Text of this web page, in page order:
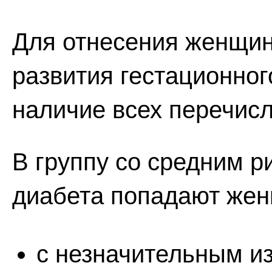
Для отнесения
развития
наличие всех
В группу со средним
диабета попадают
с незначительным